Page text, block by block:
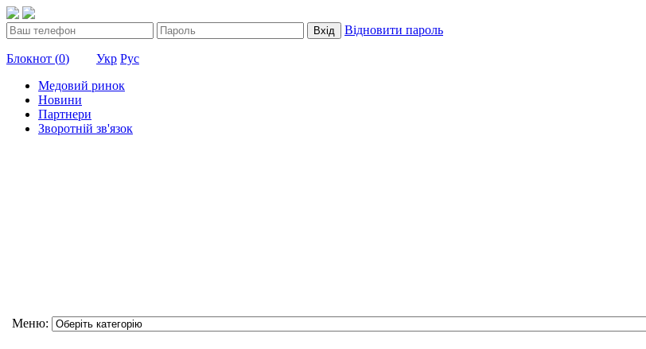
Вхід Відновити пароль
Блокнот (0) Укр Рус
Медовий ринок
Новини
Партнери
Зворотній зв'язок
Меню: